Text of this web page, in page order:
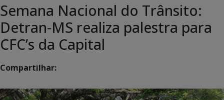
Semana Nacional do Trânsito:
Detran-MS realiza palestra para
CFC’s da Capital
Compartilhar: